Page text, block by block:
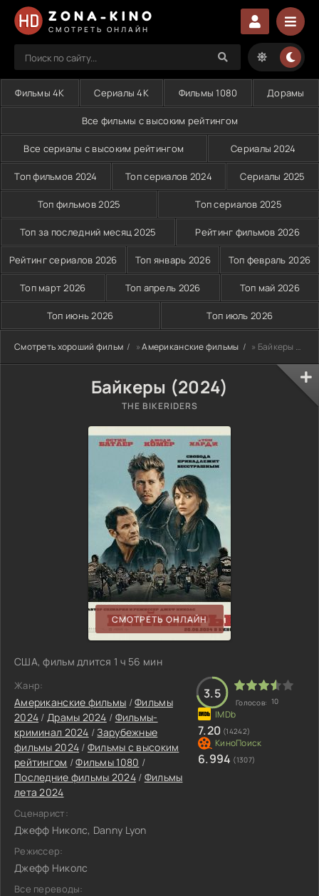
ZONA-KINO
СМОТРЕТЬ ОНЛАЙН
Фильмы 4K Сериалы 4K Фильмы 1080 Дорамы
Все фильмы с высоким рейтингом
Все сериалы с высоким рейтингом Сериалы 2024
Топ фильмов 2024 Топ сериалов 2024 Сериалы 2025
Топ фильмов 2025 Топ сериалов 2025
Топ за последний месяц 2025 Рейтинг фильмов 2026
Рейтинг сериалов 2026 Топ январь 2026 Топ февраль 2026
Топ март 2026 Топ апрель 2026 Топ май 2026
Топ июнь 2026 Топ июль 2026
Смотреть хороший фильм »Американские фильмы » Байкеры (2024)
Байкеры (2024)
THE BIKERIDERS
СМОТРЕТЬ ОНЛАЙН
США, фильм длится 1 ч 56 мин
Жанр:
Американские фильмы /Фильмы
2024 / Драмы 2024 / Фильмы-
криминал 2024 /Зарубежные
фильмы 2024 / Фильмы с высоким
рейтингом /Фильмы 1080 /
Последние фильмы 2024/ Фильмы
лета 2024
Сценарист:
Джефф Николс, Danny Lyon
Режиссер:
Джефф Николс
Все переводы:
3.5
Голосов: 10
7.20 (14242)
6.994 (1307)